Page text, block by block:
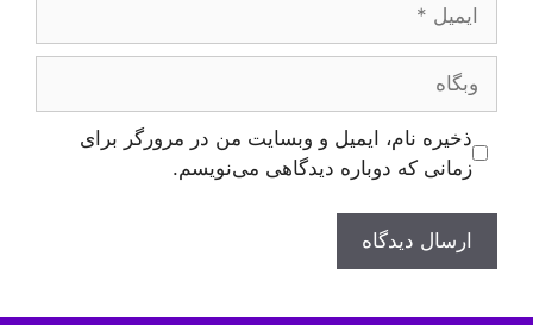
وبگاه
ذخیره نام، ایمیل و وبسایت من در مرورگر برای
زمانی که دوباره دیدگاهی می‌نویسم.